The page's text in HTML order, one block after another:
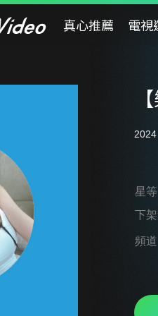
真心推薦 電視
2024
星等
下
頻道